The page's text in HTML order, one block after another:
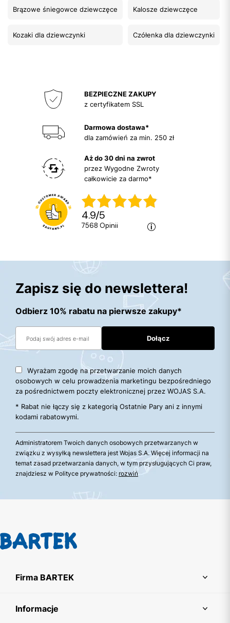
Brązowe śniegowce dziewczęce
Kozaki dla dziewczynki
Kalosze dziewczęce
Czółenka dla dziewczynki
BEZPIECZNE ZAKUPY
z certyfikatem SSL
Darmowa dostawa*
dla zamówień za min. 250 zł
Aż do 30 dni na zwrot
przez Wygodne Zwroty
całkowicie za darmo*
4.9/5
7568 opinii
Zapisz się do newslettera!
Odbierz 10% rabatu na pierwsze zakupy*
Wyrażam zgodę na przetwarzanie moich danych
osobowych w celu prowadzenia marketingu bezpośredniego
za pośrednictwem poczty elektronicznej przez WOJAS S.A.
* Rabat nie łączy się z kategorią Ostatnie Pary ani z innymi
kodami rabatowymi.
Administratorem Twoich danych osobowych przetwarzanych w
związku z wysyłką newslettera jest Wojas S.A. Więcej informacji na
temat zasad przetwarzania danych, w tym przysługujących Ci praw,
znajdziesz w Polityce prywatności: rozwiń
Firma BARTEK
Informacje